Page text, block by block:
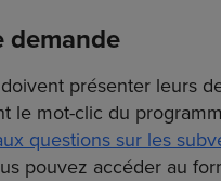
demande
présenter leurs
le mot-clic du
questions sur les
pouvez accéder au